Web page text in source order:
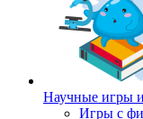
Научные игры
Игры с